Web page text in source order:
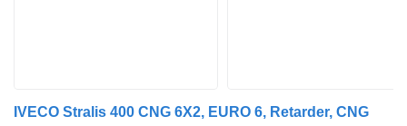
IVECO Stralis 400 CNG 6X2, EURO 6, Retarder, CNG